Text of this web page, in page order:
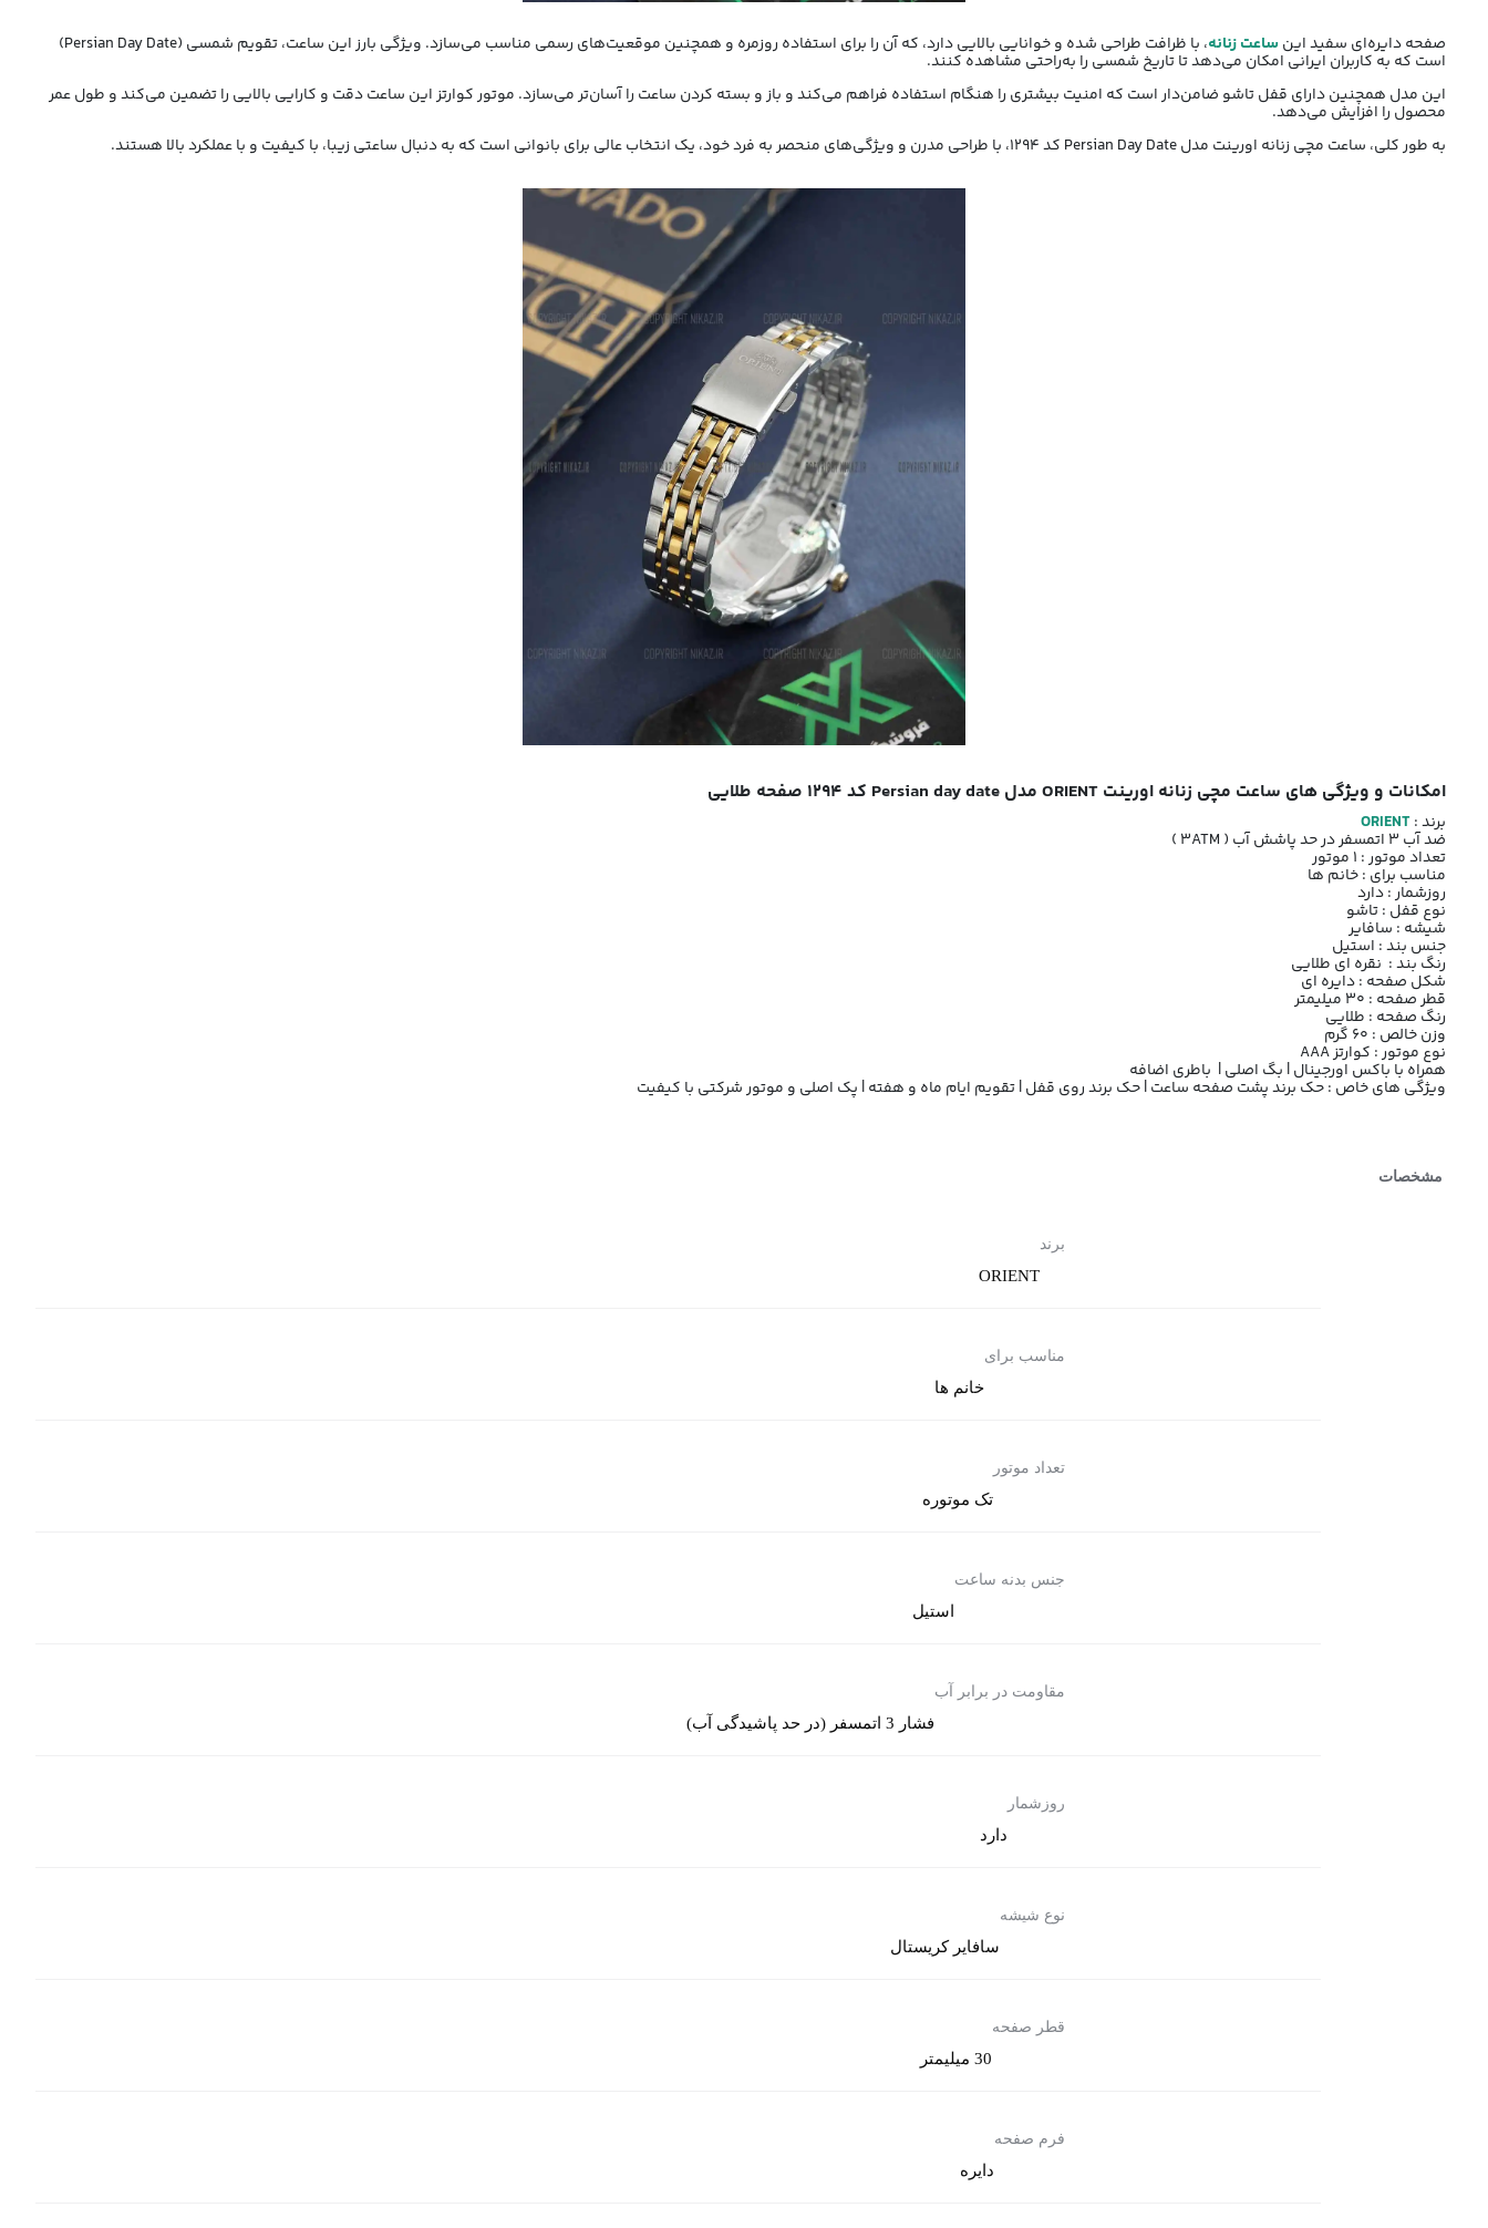
صفحه دایره‌ای سفید اینساعت زنانه ، با ظرافت طراحی شده و خوانایی بالایی دارد، که آن را برای استفاده روزمره و همچنین موقعیت‌های رسمی مناسب می‌سازد. ویژگی بارز این ساعت، تقویم شمسی (Persian Day Date)
است که به کاربران ایرانی امکان می‌دهد تا تاریخ شمسی را به‌راحتی مشاهده کنند.
این مدل همچنین دارای قفل تاشو ضامن‌دار است که امنیت بیشتری را هنگام استفاده فراهم می‌کند و باز و بسته کردن ساعت را آسان‌تر می‌سازد. موتور کوارتز این ساعت دقت و کارایی بالایی را تضمین می‌کند و طول عمر
محصول را افزایش می‌دهد.
به طور کلی، ساعت مچی زنانه اورینت مدل Persian Day Date کد 1294، با طراحی مدرن و ویژگی‌های منحصر به فرد خود، یک انتخاب عالی برای بانوانی است که به دنبال ساعتی زیبا، با کیفیت و با عملکرد بالا هستند.
امکانات و ویژگی های ساعت مچی زنانه اورینت ORIENT مدل Persian day date کد 1294 صفحه طلایی
برند :ORIENT
ضد آب 3 اتمسفر در حد پاشش آب ( 3ATM )
تعداد موتور : 1 موتور
مناسب برای : خانم ها
روزشمار : دارد
نوع قفل : تاشو
شیشه : سافایر
جنس بند : استیل
رنگ بند : نقره ای طلایی
شکل صفحه : دایره ای
قطر صفحه : 30 میلیمتر
رنگ صفحه : طلایی
وزن خالص : 60 گرم
نوع موتور : کوارتز AAA
همراه با باکس اورجینال | بگ اصلی | باطری اضافه
ویژگی های خاص : حک برند پشت صفحه ساعت | حک برند روی قفل | تقویم ایام ماه و هفته | پک اصلی و موتور شرکتی با کیفیت
مشخصات
برند
ORIENT
مناسب برای
خانم ها
تعداد موتور
تک موتوره
جنس بدنه ساعت
استیل
مقاومت در برابر آب
فشار 3 اتمسفر (در حد پاشیدگی آب)
روزشمار
دارد
نوع شیشه
سافایر کریستال
قطر صفحه
30 میلیمتر
فرم صفحه
دایره